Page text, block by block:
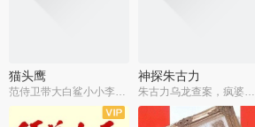
猫头鹰
范侍卫带大白鲨小小李破案寻妃
神探朱古力
朱古力乌龙查案，疯婆子神助攻